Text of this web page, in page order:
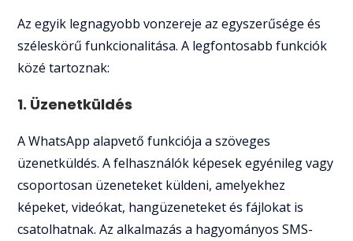
Az egyik legnagyobb vonzereje az egyszerűsége és
széleskörű funkcionalitása. A legfontosabb funkciók
közé tartoznak:
1. Üzenetküldés
A WhatsApp alapvető funkciója a szöveges
üzenetküldés. A felhasználók képesek egyénileg vagy
csoportosan üzeneteket küldeni, amelyekhez
képeket, videókat, hangüzeneteket és fájlokat is
csatolhatnak. Az alkalmazás a hagyományos SMS-